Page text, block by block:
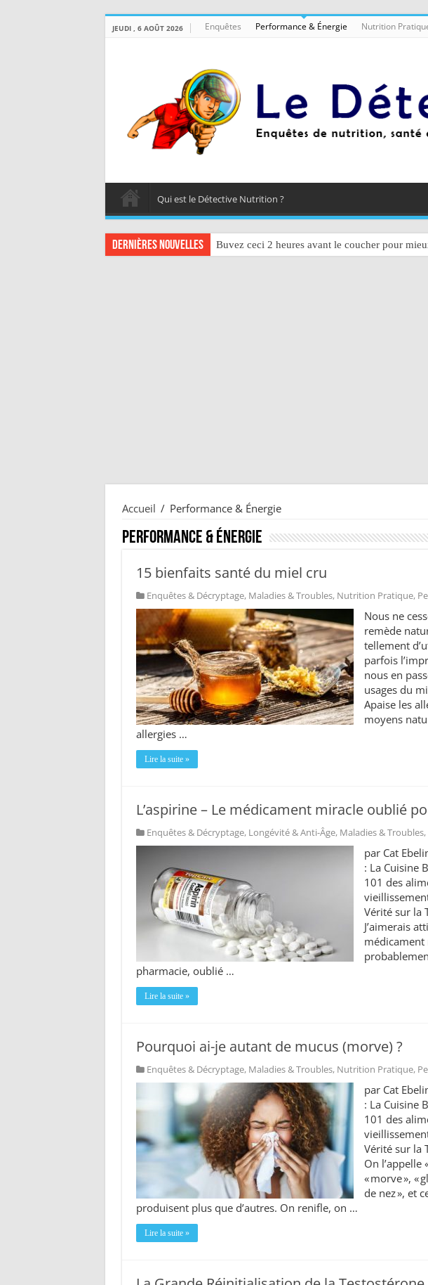
JEUDI , 6 AOÛT 2026 Enquêtes Performance & Énergie Nutrition
Qui est le Détective Nutrition ?
Dernières nouvelles Buvez ceci 2 heures avant le coucher pour
Accueil / Performance & Énergie
Performance & Énergie
15 bienfaits santé du miel cru
Enquêtes & Décryptage, Maladies & Troubles, Nutrition Pratique,
Nous ne
remède
tellement
parfois
nous en
usages du
Apaise les
moyens
allergies …
Lire la suite »
L’aspirine – Le médicament miracle oublié
Enquêtes & Décryptage, Longévité & Anti-Âge, Maladies & Troubles,
par Cat
: La Cuisine
101 des
Vérité sur la
J’aimerais
pharmacie, oublié …
Lire la suite »
Pourquoi ai-je autant de mucus (morve) ?
Enquêtes & Décryptage, Maladies & Troubles, Nutrition Pratique,
par Cat
: La Cuisine
101 des
Vérité sur la
On l’appelle
« morve », «
de nez », et
produisent plus que d’autres. On renifle, on …
Lire la suite »